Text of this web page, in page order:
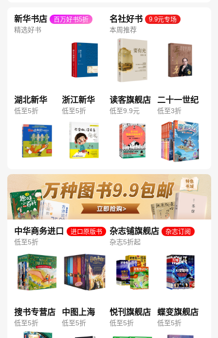
新华书店 百万好书5折
精选好书
名社好书 9.9元专场
本周推荐
湖北新华
低至5折
浙江新华
低至5折
读客旗舰店
低至9.9元
二十一世纪
低至3折
中华商务进口
图书旗舰店
进口原版书
低至5折
杂志铺旗舰店 杂志订阅
杂志5折起
搜书专营店
低至5折
中图上海
低至5折
悦刊旗舰店
低至5折
蝶变旗舰店
低至5折